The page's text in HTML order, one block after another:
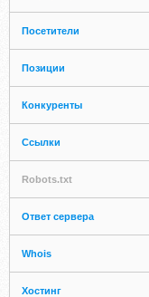
Посетители
Позиции
Конкуренты
Ссылки
Robots.txt
Ответ сервера
Whois
Хостинг